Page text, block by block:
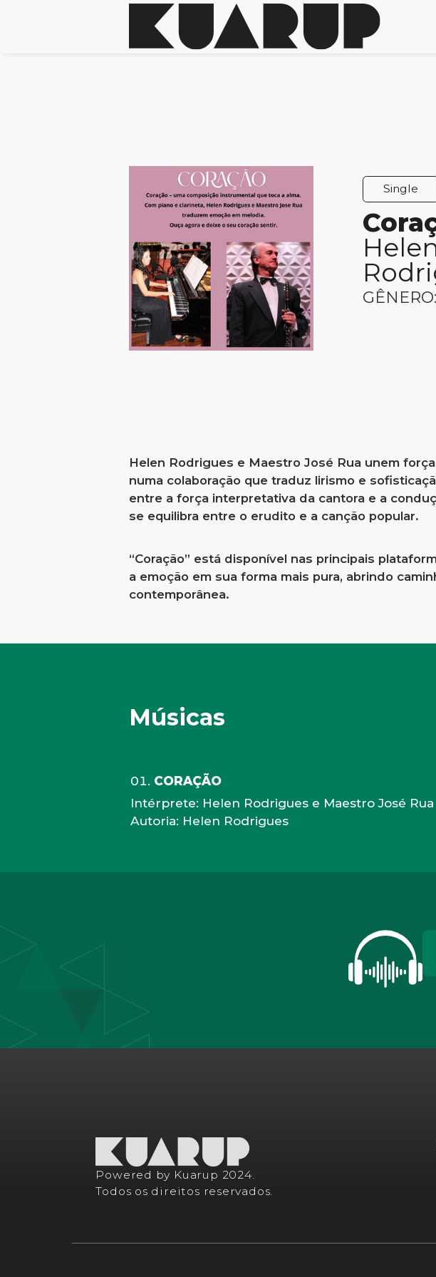
Single
GÊNERO:
Helen Rodrigues e Maestro José Rua unem
numa colaboração que traduz lirismo e
entre a força interpretativa da cantora e a
se equilibra entre o erudito e a canção popular.
“Coração” está disponível nas principais
a emoção em sua forma mais pura, abrindo
contemporânea.
Músicas
CORAÇÃO
Intérprete: Helen Rodrigues e Maestro José Rua
Autoria: Helen Rodrigues
Powered by Kuarup 2024.
Todos os direitos reservados.